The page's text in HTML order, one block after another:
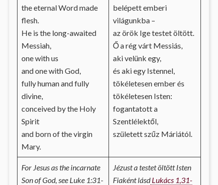
the eternal Word made
flesh.
He is the long-awaited
Messiah,
one with us
and one with God,
fully human and fully
divine,
conceived by the Holy
Spirit
and born of the virgin
Mary.
belépett emberi
világunkba –
az örök Ige testet öltött.
Ő a rég várt Messiás,
aki velünk egy,
és aki egy Istennel,
tökéletesen ember és
tökéletesen Isten:
fogantatott a
Szentlélektől,
született szűz Máriától.
For Jesus as the incarnate
Son of God, see Luke 1:31-
Jézust a testet öltött Isten
Fiaként lásdLukács 1,31-